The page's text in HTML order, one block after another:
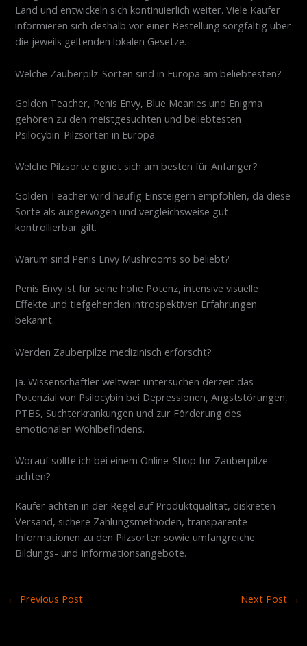
Land und entwickeln sich kontinuierlich weiter. Viele Käufer
informieren sich deshalb vor einer Bestellung sorgfältig über
die jeweils geltenden lokalen Gesetze.
Welche Zauberpilz-Sorten sind in Europa am beliebtesten?
Golden Teacher, Penis Envy, Blue Meanies und Enigma
gehören zu den meistgesuchten und beliebtesten
Psilocybin-Pilzsorten in Europa.
Welche Pilzsorte eignet sich am besten für Anfänger?
Golden Teacher wird häufig Einsteigern empfohlen, da diese
Sorte als ausgewogen und vergleichsweise gut
kontrollierbar gilt.
Warum sind Penis Envy Mushrooms so beliebt?
Penis Envy ist für seine hohe Potenz, intensive visuelle
Effekte und tiefgehenden introspektiven Erfahrungen
bekannt.
Werden Zauberpilze medizinisch erforscht?
Ja. Wissenschaftler weltweit untersuchen derzeit das
Potenzial von Psilocybin bei Depressionen, Angststörungen,
PTBS, Suchterkrankungen und zur Förderung des
emotionalen Wohlbefindens.
Worauf sollte ich bei einem Online-Shop für Zauberpilze
achten?
Käufer achten in der Regel auf Produktqualität, diskreten
Versand, sichere Zahlungsmethoden, transparente
Informationen zu den Pilzsorten sowie umfangreiche
Bildungs- und Informationsangebote.
← Previous Post Next Post →